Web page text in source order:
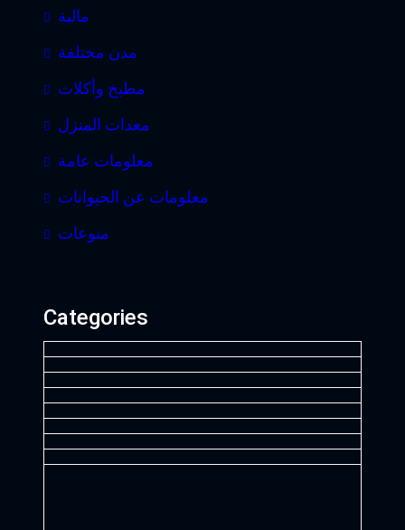
مالية
مدن مختلفة
مطبخ وأكلات
معدات المنزل
معلومات عامة
معلومات عن الحيوانات
منوعات
Categories